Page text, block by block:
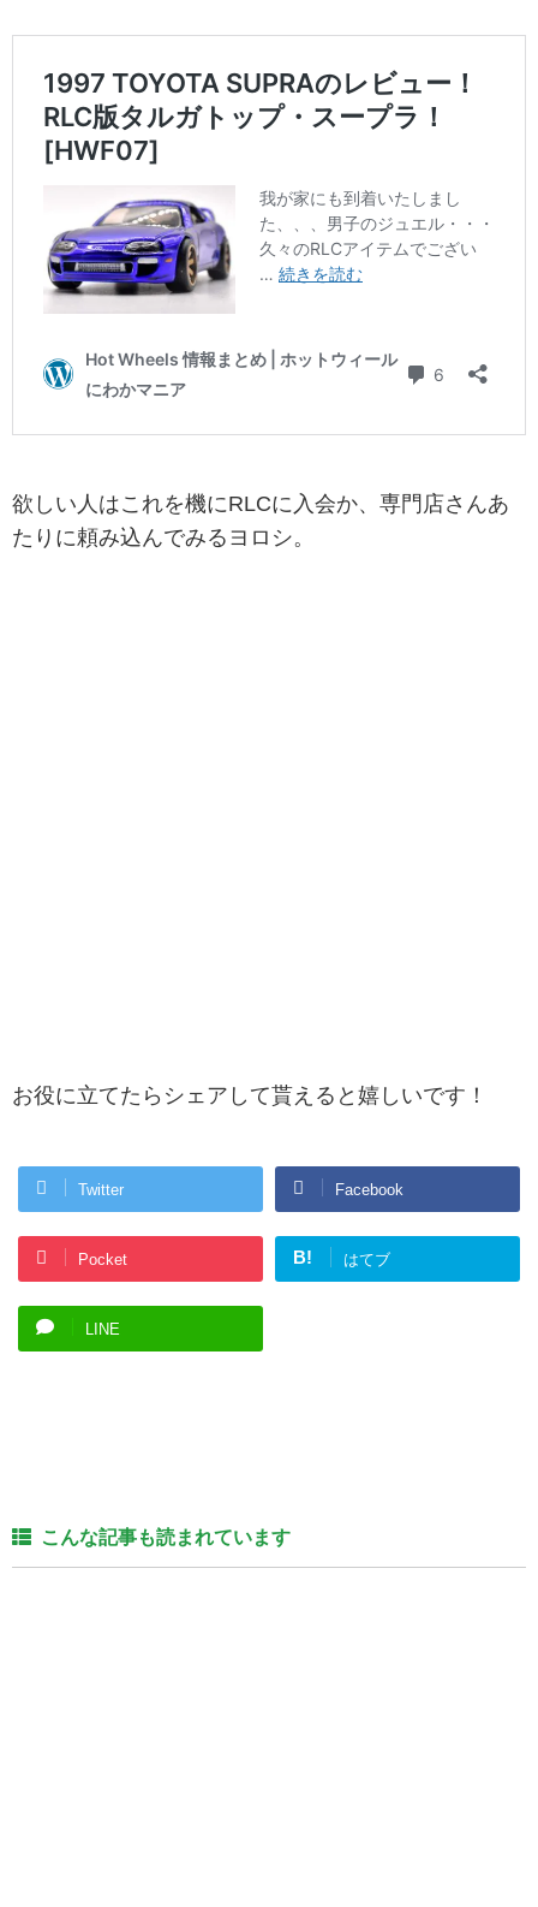
欲しい人はこれを機にRLCに入会か、専門店さんあ
たりに頼み込んでみるヨロシ。
お役に立てたらシェアして貰えると嬉しいです！
Twitter Facebook
Pocket B! はてブ
LINE
こんな記事も読まれています